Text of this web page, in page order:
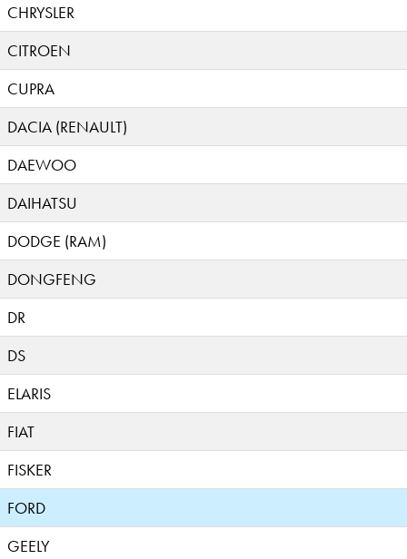
CHRYSLER
CITROEN
CUPRA
DACIA (RENAULT)
DAEWOO
DAIHATSU
DODGE (RAM)
DONGFENG
DR
DS
ELARIS
FIAT
FISKER
FORD
GEELY